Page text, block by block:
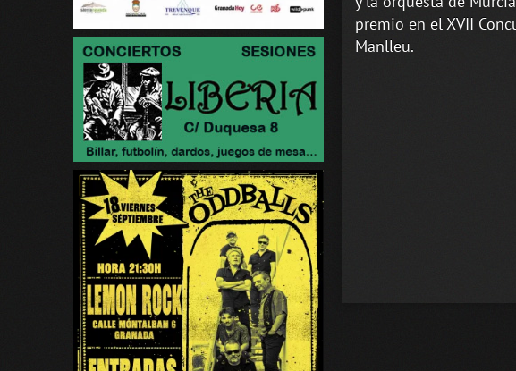
premio en el XVII
Manlleu.